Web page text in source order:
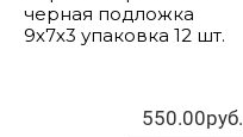
черная подложка
9х7х3 упаковка 12 шт.
550.00руб.